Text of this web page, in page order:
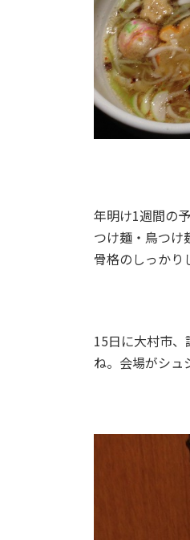
年明け1週間の
つけ麺・鳥つけ
骨格のしっかり
15日に大村市
ね。会場がシュ